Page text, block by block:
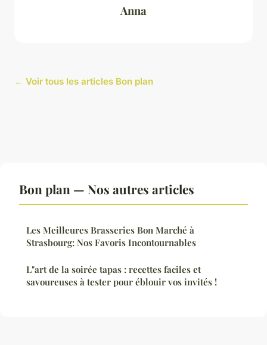
Anna
← Voir tous les articles Bon plan
Bon plan — Nos autres articles
Les Meilleures Brasseries Bon Marché à
Strasbourg: Nos Favoris Incontournables
L"art de la soirée tapas : recettes faciles et
savoureuses à tester pour éblouir vos invités !